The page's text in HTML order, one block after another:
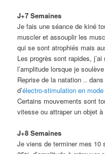
J+7 Semaines
Je fais une séance de kiné
muscler et assouplir les
qui se sont atrophiés mais
Les progrès sont rapides,
l’amplitude lorsque je
Reprise de la natation ..
d’électro-stimulation en
Certains mouvements sont
vitesse ou attraper un objet
J+8 Semaines
Je viens de terminer mes 10